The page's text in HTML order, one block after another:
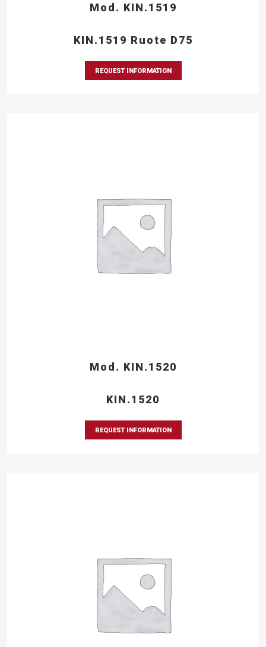
Mod. KIN.1519
KIN.1519 Ruote D75
REQUEST INFORMATION
Mod. KIN.1520
KIN.1520
REQUEST INFORMATION